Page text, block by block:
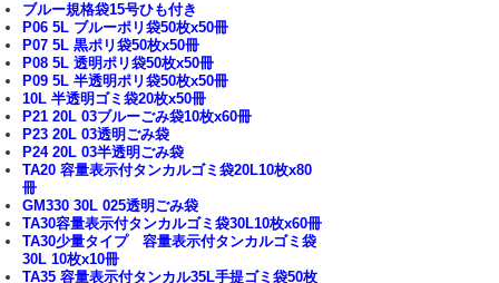
ブルー規格袋15号ひも付き
P06 5L ブルーポリ袋50枚x50冊
P07 5L 黒ポリ袋50枚x50冊
P08 5L 透明ポリ袋50枚x50冊
P09 5L 半透明ポリ袋50枚x50冊
10L 半透明ゴミ袋20枚x50冊
P21 20L 03ブルーごみ袋10枚x60冊
P23 20L 03透明ごみ袋
P24 20L 03半透明ごみ袋
TA20 容量表示付タンカルゴミ袋20L10枚x80
冊
GM330 30L 025透明ごみ袋
TA30容量表示付タンカルゴミ袋30L10枚x60冊
TA30少量タイプ 容量表示付タンカルゴミ袋
30L 10枚x10冊
TA35 容量表示付タンカル35L手提ゴミ袋50枚